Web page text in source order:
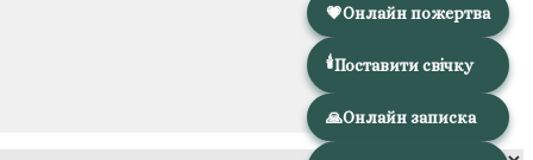
💗Онлайн пожертва
🕯️Поставити свічку
🙏Онлайн записка